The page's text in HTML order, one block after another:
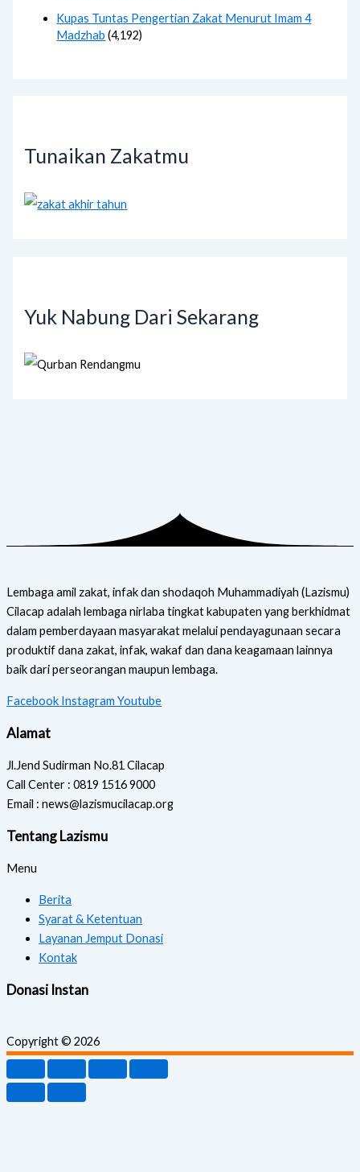
Kupas Tuntas Pengertian Zakat Menurut Imam 4
Madzhab (4,192)
Tunaikan Zakatmu
Yuk Nabung Dari Sekarang
Lembaga amil zakat, infak dan shodaqoh Muhammadiyah (Lazismu)
Cilacap adalah lembaga nirlaba tingkat kabupaten yang berkhidmat
dalam pemberdayaan masyarakat melalui pendayagunaan secara
produktif dana zakat, infak, wakaf dan dana keagamaan lainnya
baik dari perseorangan maupun lembaga.
Facebook Instagram Youtube
Alamat
Jl.Jend Sudirman No.81 Cilacap
Call Center : 0819 1516 9000
Email : news@lazismucilacap.org
Tentang Lazismu
Menu
Berita
Syarat & Ketentuan
Layanan Jemput Donasi
Kontak
Donasi Instan
Copyright © 2026